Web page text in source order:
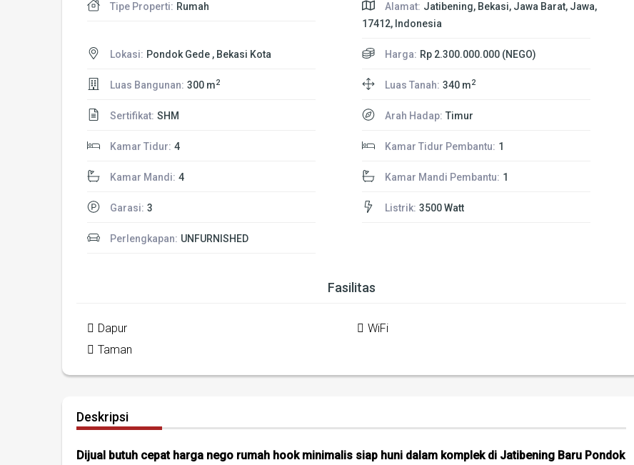
Tipe Properti: Rumah Alamat: Jatibening, Bekasi, Jawa Barat, Jawa,
17412, Indonesia
Lokasi: Pondok Gede , Bekasi Kota Harga: Rp 2.300.000.000 (NEGO)
Luas Bangunan: 300 m2 Luas Tanah: 340 m2
Sertifikat: SHM Arah Hadap: Timur
Kamar Tidur: 4 Kamar Tidur Pembantu: 1
Kamar Mandi: 4 Kamar Mandi Pembantu: 1
Garasi: 3 Listrik: 3500 Watt
Perlengkapan: UNFURNISHED
Fasilitas
Dapur
Taman
WiFi
Deskripsi
Dijual butuh cepat harga nego rumah hook minimalis siap huni dalam komplek di Jatibening Baru Pondok